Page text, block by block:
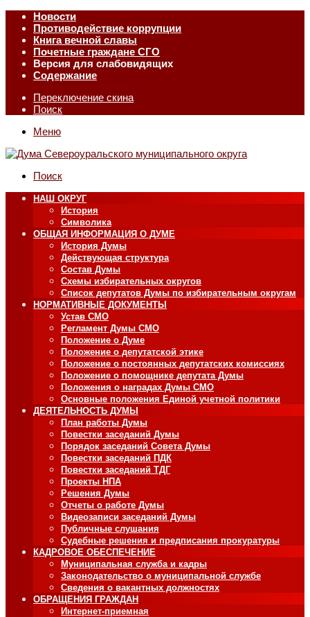
Новости
Противодействие коррупции
Книга вечной славы
Почетные граждане СГО
Версия для слабовидящих
Содержание
Переключение скина
Поиск
Меню
Поиск
НАШ ОКРУГ
История
Символика
ОБЩАЯ ИНФОРМАЦИЯ О ДУМЕ
История Думы
Действующая структура
Состав Думы
Схемы избирательных округов
Список депутатов Думы по избирательным округам
НОРМАТИВНЫЕ ДОКУМЕНТЫ
Устав СМО
Регламент Думы СМО
Положение о Думе
Положение о депутатской этике
Положение о постоянных депутатских комиссиях
Положение о помощнике депутата Думы
Положения о наградах Думы СМО
Основные положения Единой учетной политики
ДЕЯТЕЛЬНОСТЬ ДУМЫ
План работы Думы
Повестки заседаний Думы
Порядок заседаний Совета Думы
Повестки заседаний ПДК
Повестки заседаний ТДГ
Проекты НПА
Решения Думы
Отчеты о работе Думы
Видеозаписи заседаний Думы
Публичные слушания
Судебные решения и предписания прокуратуры
КАДРОВОЕ ОБЕСПЕЧЕНИЕ
Муниципальная служба и кадры
Законодательство о муниципальной службе
Сведения о вакантных должностях
ОБРАЩЕНИЯ ГРАЖДАН
Интернет-приемная